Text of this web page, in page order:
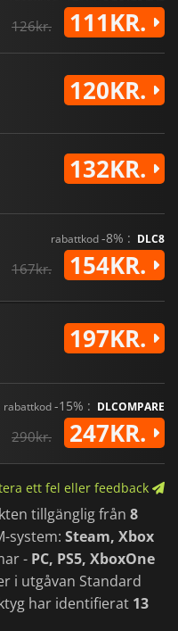
126kr. 111KR.
120KR.
132KR.
rabattkod-8% : DLC8
167kr. 154KR.
197KR.
rabattkod-15% : DLCOMPARE
290kr. 247KR.
ett fel eller feedback
tillgänglig från 8
system: Steam, Xbox
- PC, PS5, XboxOne
i utgåvan Standard
har identifierat 13